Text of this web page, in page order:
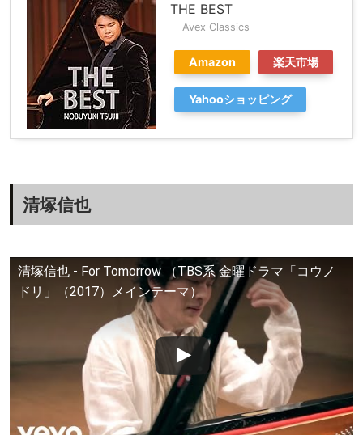
THE BEST
Avex Classics
Amazon 楽天市場
Yahooショッピング
清塚信也
清塚信也 - For Tomorrow （TBS系 金曜ドラマ「コウノ
ドリ」（2017）メインテーマ）